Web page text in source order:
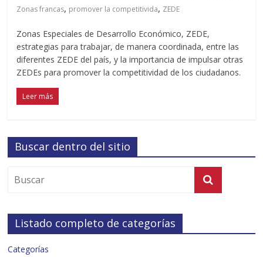
Zonas francas, promover la competitivida, ZEDE
Zonas Especiales de Desarrollo Económico, ZEDE,
estrategias para trabajar, de manera coordinada, entre las
diferentes ZEDE del país, y la importancia de impulsar otras
ZEDEs para promover la competitividad de los ciudadanos.
Leer más
Buscar dentro del sitio
Listado completo de categorías
Categorías